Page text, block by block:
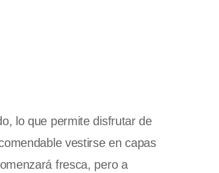
lo que permite disfrutar de
vestirse en capas
fresca, pero a